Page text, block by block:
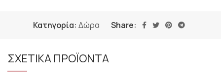
Κατηγορία: Δώρα Share:
ΣΧΕΤΙΚΑ ΠΡΟΪΟΝΤΑ